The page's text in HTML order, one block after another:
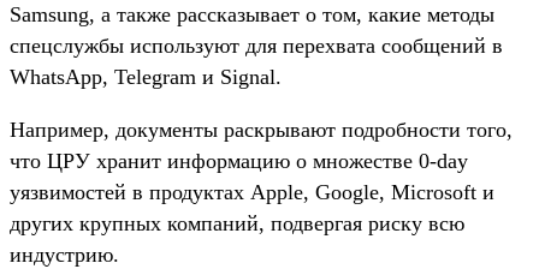
Samsung, а также рассказывает о том, какие методы
спецслужбы используют для перехвата сообщений в
WhatsApp, Telegram и Signal.
Например, документы раскрывают подробности того,
что ЦРУ хранит информацию о множестве 0-day
уязвимостей в продуктах Apple, Google, Microsoft и
других крупных компаний, подвергая риску всю
индустрию.